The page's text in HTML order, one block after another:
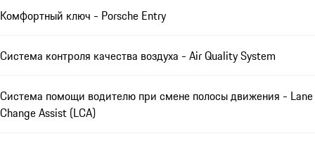
Комфортный ключ - Porsche Entry
Система контроля качества воздуха - Air Quality System
Система помощи водителю при смене полосы движения - Lane
Change Assist (LCA)